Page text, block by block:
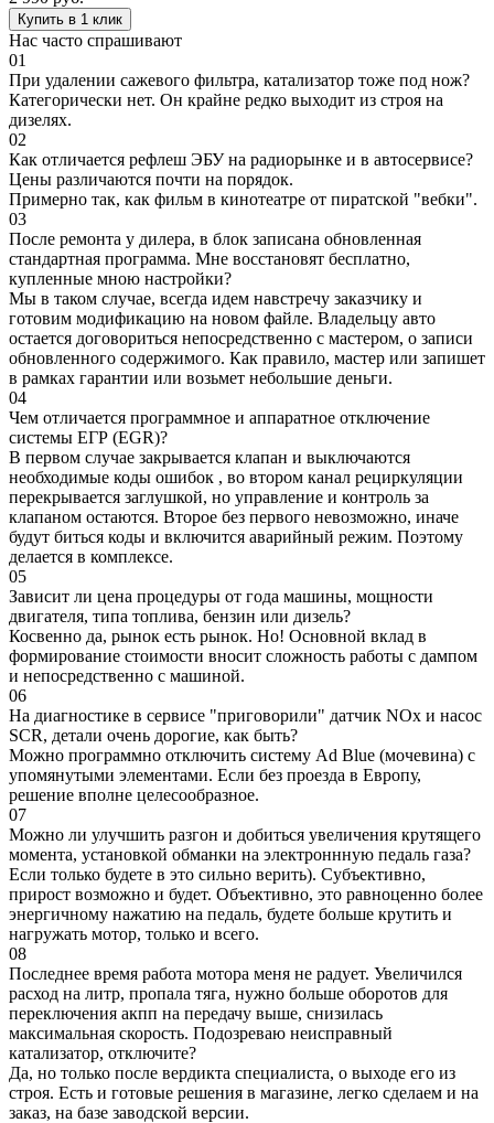
Купить в 1 клик
Нас часто спрашивают
01
При удалении сажевого фильтра, катализатор тоже под нож?
Категорически нет. Он крайне редко выходит из строя на
дизелях.
02
Как отличается рефлеш ЭБУ на радиорынке и в автосервисе?
Цены различаются почти на порядок.
Примерно так, как фильм в кинотеатре от пиратской "вебки".
03
После ремонта у дилера, в блок записана обновленная
стандартная программа. Мне восстановят бесплатно,
купленные мною настройки?
Мы в таком случае, всегда идем навстречу заказчику и
готовим модификацию на новом файле. Владельцу авто
остается договориться непосредственно с мастером, о записи
обновленного содержимого. Как правило, мастер или запишет
в рамках гарантии или возьмет небольшие деньги.
04
Чем отличается программное и аппаратное отключение
системы ЕГР (EGR)?
В первом случае закрывается клапан и выключаются
необходимые коды ошибок , во втором канал рециркуляции
перекрывается заглушкой, но управление и контроль за
клапаном остаются. Второе без первого невозможно, иначе
будут биться коды и включится аварийный режим. Поэтому
делается в комплексе.
05
Зависит ли цена процедуры от года машины, мощности
двигателя, типа топлива, бензин или дизель?
Косвенно да, рынок есть рынок. Но! Основной вклад в
формирование стоимости вносит сложность работы с дампом
и непосредственно с машиной.
06
На диагностике в сервисе "приговорили" датчик NOx и насос
SCR, детали очень дорогие, как быть?
Можно программно отключить систему Ad Blue (мочевина) с
упомянутыми элементами. Если без проезда в Европу,
решение вполне целесообразное.
07
Можно ли улучшить разгон и добиться увеличения крутящего
момента, установкой обманки на электроннную педаль газа?
Если только будете в это сильно верить). Субъективно,
прирост возможно и будет. Объективно, это равноценно более
энергичному нажатию на педаль, будете больше крутить и
нагружать мотор, только и всего.
08
Последнее время работа мотора меня не радует. Увеличился
расход на литр, пропала тяга, нужно больше оборотов для
переключения акпп на передачу выше, снизилась
максимальная скорость. Подозреваю неисправный
катализатор, отключите?
Да, но только после вердикта специалиста, о выходе его из
строя. Есть и готовые решения в магазине, легко сделаем и на
заказ, на базе заводской версии.